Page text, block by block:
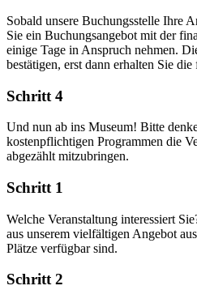
Sobald unsere Buchungsstelle Ihre
Sie ein Buchungsangebot mit der
einige Tage in Anspruch nehmen.
bestätigen, erst dann erhalten Sie
Schritt 4
Und nun ab ins Museum! Bitte
kostenpflichtigen Programmen die
abgezählt mitzubringen.
Schritt 1
Welche Veranstaltung interessiert
aus unserem vielfältigen Angebot
Plätze verfügbar sind.
Schritt 2